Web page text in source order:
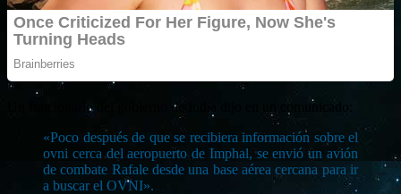
Un funcionario del gobierno de India dijo en un comunicado:
«Poco después de que se recibiera información sobre el
ovni cerca del aeropuerto de Imphal, se envió un avión
de combate Rafale desde una base aérea cercana para ir
a buscar el OVNI».